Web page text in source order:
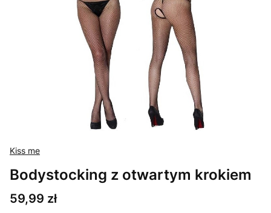
Kiss me
Bodystocking z otwartym krokiem
Cena
59,99 zł